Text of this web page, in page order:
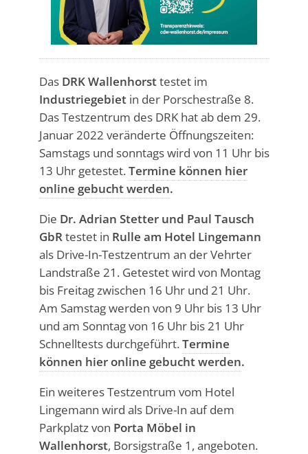
Das DRK Wallenhorsttestet im
Industriegebietin der Porschestraße 8.
Das Testzentrum des DRK hat ab dem 29.
Januar 2022 veränderte Öffnungszeiten:
Samstags und sonntags wird von 11 Uhr bis
13 Uhr getestet.Termine können hier
online gebucht werden.
Die Dr. Adrian Stetter und Paul Tausch
GbRtestet in Rulle am Hotel Lingemann
als Drive-In-Testzentrum an der Vehrter
Landstraße 21. Getestet wird von Montag
bis Freitag zwischen 16 Uhr und 21 Uhr.
Am Samstag werden von 9 Uhr bis 13 Uhr
und am Sonntag von 16 Uhr bis 21 Uhr
Schnelltests durchgeführt.Termine
können hier online gebucht werden.
Ein weiteres Testzentrum vom Hotel
Lingemann wird als Drive-In auf dem
Parkplatz von Porta Möbel in
Wallenhorst, Borsigstraße 1, angeboten.